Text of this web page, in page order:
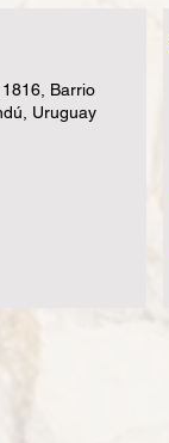
Barrio
Uruguay